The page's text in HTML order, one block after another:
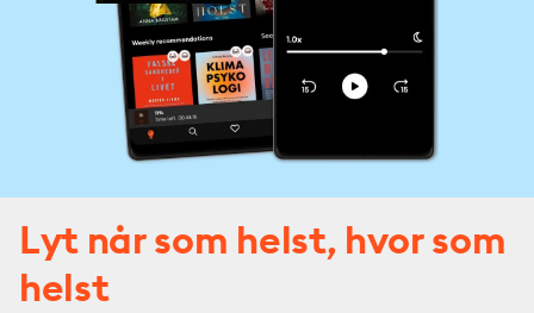
Lyt når som helst, hvor som
helst